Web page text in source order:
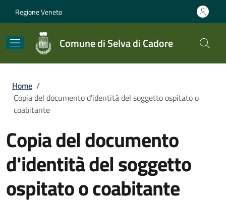
Regione Veneto
Comune di Selva di Cadore
Briciole di pane
Home /
Copia del documento d'identità del soggetto ospitato o
coabitante
Copia del documento
d'identità del soggetto
ospitato o coabitante